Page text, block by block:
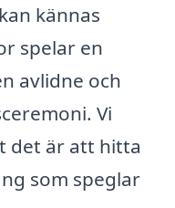
kännas
spelar en
avlidne och
Vi
det är att hitta
som speglar